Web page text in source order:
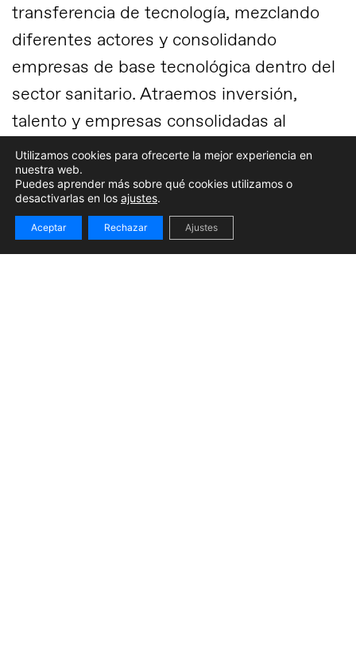
transferencia de tecnología, mezclando
diferentes actores y consolidando
empresas de base tecnológica dentro del
sector sanitario. Atraemos inversión,
talento y empresas consolidadas al
ecosistema local y acortamos la distancia
entre la investigación aplicada y la
creación de productos o servicios finales.
Utilizamos cookies para ofrecerte la mejor experiencia en
nuestra web.
Puedes aprender más sobre qué cookies utilizamos o
desactivarlas en los ajustes.
Aceptar Rechazar Ajustes